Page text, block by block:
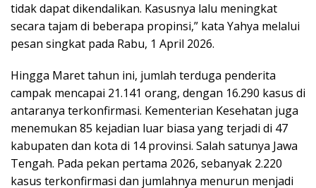
tidak dapat dikendalikan. Kasusnya lalu meningkat
secara tajam di beberapa propinsi,” kata Yahya melalui
pesan singkat pada Rabu, 1 April 2026.
Hingga Maret tahun ini, jumlah terduga penderita
campak mencapai 21.141 orang, dengan 16.290 kasus di
antaranya terkonfirmasi. Kementerian Kesehatan juga
menemukan 85 kejadian luar biasa yang terjadi di 47
kabupaten dan kota di 14 provinsi. Salah satunya Jawa
Tengah. Pada pekan pertama 2026, sebanyak 2.220
kasus terkonfirmasi dan jumlahnya menurun menjadi